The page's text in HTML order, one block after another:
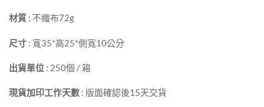
材質 : 不織布72g
尺寸 : 寬35*高25*側寬10公分
出貨單位 : 250個 / 箱
現貨加印工作天數 : 版面確認後15天交貨